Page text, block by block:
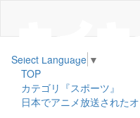
Select Language ▼
TOP
カテゴリ『スポーツ』
日本でアニメ放送された